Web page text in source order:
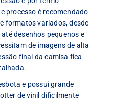
processo é recomendado
formatos variados, desde
desenhos pequenos e
de imagens de alta
final da camisa fica
e possui grande
de vinil dificilmente